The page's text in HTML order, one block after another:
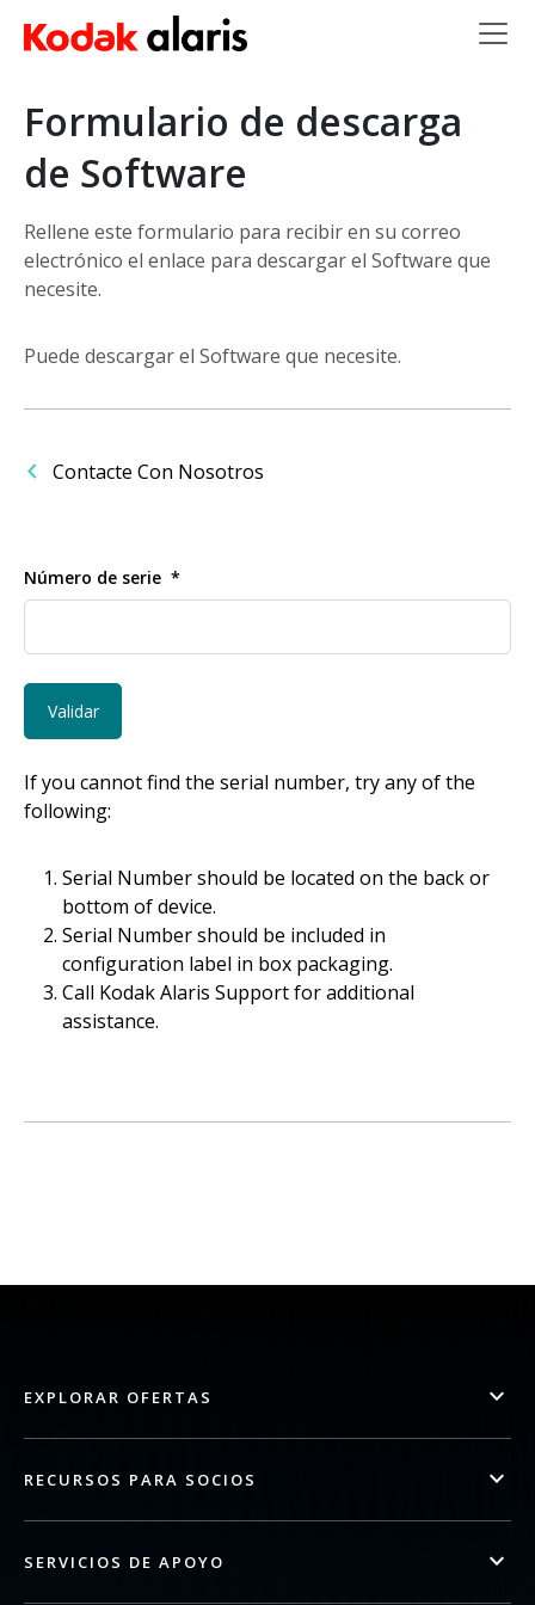
Skip to main content
Formulario de descarga
de Software
Rellene este formulario para recibir en su correo
electrónico el enlace para descargar el Software que
necesite.
Puede descargar el Software que necesite.
Contacte Con Nosotros
Número de serie
If you cannot find the serial number, try any of the
following:
Serial Number should be located on the back or
bottom of device.
Serial Number should be included in
configuration label in box packaging.
Call Kodak Alaris Support for additional
assistance.
EXPLORAR OFERTAS
RECURSOS PARA SOCIOS
SERVICIOS DE APOYO